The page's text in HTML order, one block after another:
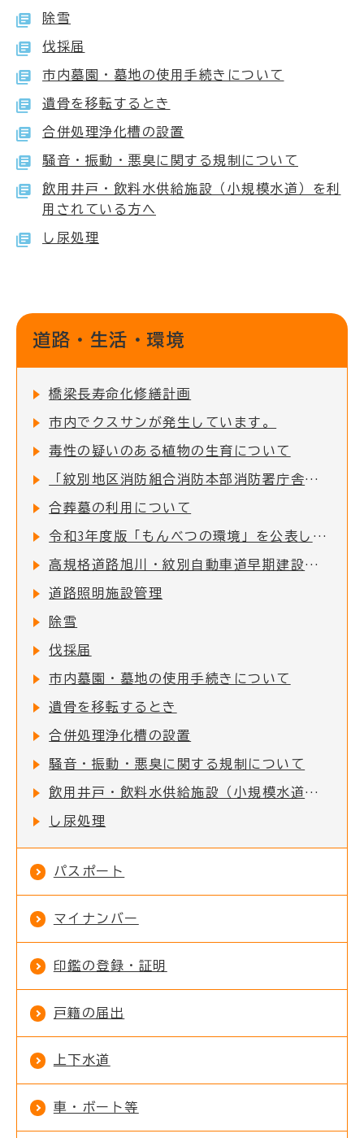
除雪
伐採届
市内墓園・墓地の使用手続きについて
遺骨を移転するとき
合併処理浄化槽の設置
騒音・振動・悪臭に関する規制について
飲用井戸・飲料水供給施設（小規模水道）を利
用されている方へ
し尿処理
道路・生活・環境
橋梁長寿命化修繕計画
市内でクスサンが発生しています。
毒性の疑いのある植物の生育について
「紋別地区消防組合消防本部消防署庁舎」緊急車両出入り口前の道路交通規制について
合葬墓の利用について
令和3年度版「もんべつの環境」を公表します
高規格道路旭川・紋別自動車道早期建設促進期成会における活動について
道路照明施設管理
除雪
伐採届
市内墓園・墓地の使用手続きについて
遺骨を移転するとき
合併処理浄化槽の設置
騒音・振動・悪臭に関する規制について
飲用井戸・飲料水供給施設（小規模水道）を利用されている方へ
し尿処理
パスポート
マイナンバー
印鑑の登録・証明
戸籍の届出
上下水道
車・ボート等